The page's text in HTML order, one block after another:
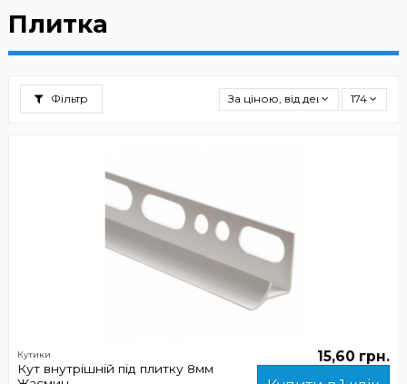
Плитка
Фільтр За ціною, від дешевших
174
Кутики
Кут внутрішній під плитку 8мм
15,60 грн.